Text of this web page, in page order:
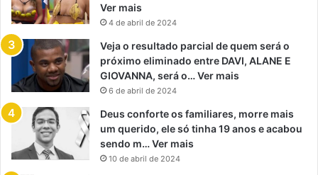
Ver mais
4 de abril de 2024
Veja o resultado parcial de quem será o
próximo eliminado entre DAVI, ALANE E
GIOVANNA, será o… Ver mais
6 de abril de 2024
Deus conforte os familiares, morre mais
um querido, ele só tinha 19 anos e acabou
sendo m… Ver mais
10 de abril de 2024